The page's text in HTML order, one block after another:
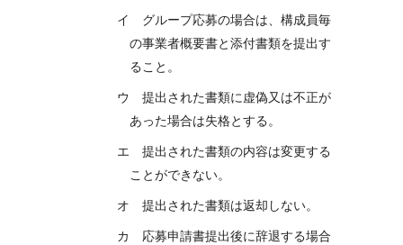
イ グループ応募の場合は、構成員毎
の事業者概要書と添付書類を提出す
ること。
ウ 提出された書類に虚偽又は不正が
あった場合は失格とする。
エ 提出された書類の内容は変更する
ことができない。
オ 提出された書類は返却しない。
カ 応募申請書提出後に辞退する場合